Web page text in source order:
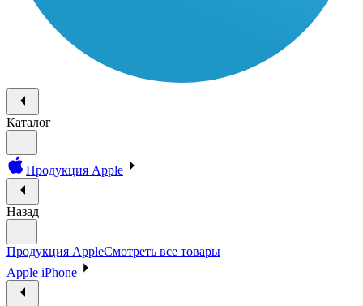
Каталог
Продукция Apple
Назад
Продукция AppleСмотреть все товары
Apple iPhone